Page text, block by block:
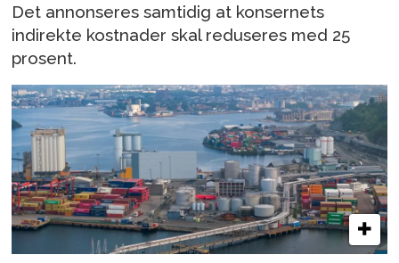
Det annonseres samtidig at konsernets
indirekte kostnader skal reduseres med 25
prosent.